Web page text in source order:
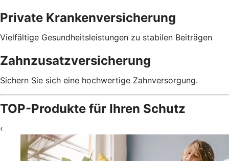
Private Krankenversicherung
Vielfältige Gesundheitsleistungen zu stabilen Beiträgen
Zahnzusatzversicherung
Sichern Sie sich eine hochwertige Zahnversorgung.
TOP-Produkte für Ihren Schutz
‹